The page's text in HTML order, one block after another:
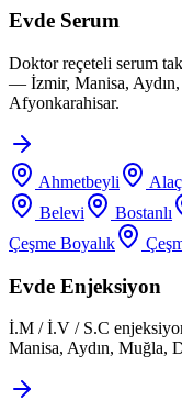
Evde Serum
Doktor reçeteli serum
— İzmir, Manisa,
Afyonkarahisar.
Ahmetbeyli
Belevi
Bostanlı
Çeşme Boyalık
Evde Enjeksiyon
İ.M / İ.V / S.C
Manisa, Aydın, Muğla,